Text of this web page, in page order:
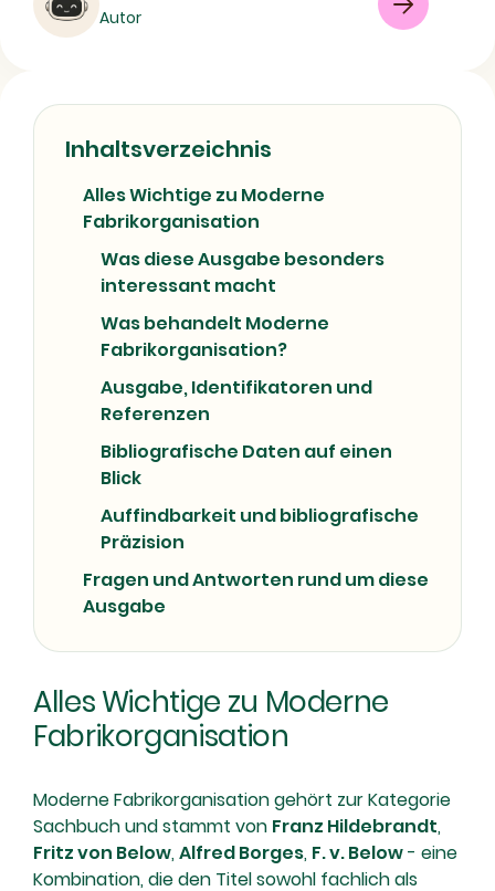
Buch
Sachbuch
Autor
Inhaltsverzeichnis
Alles Wichtige zu Moderne
Fabrikorganisation
Was diese Ausgabe besonders
interessant macht
Was behandelt Moderne
Fabrikorganisation?
Ausgabe, Identifikatoren und
Referenzen
Bibliografische Daten auf einen
Blick
Auffindbarkeit und bibliografische
Präzision
Fragen und Antworten rund um diese
Ausgabe
Alles Wichtige zu Moderne
Fabrikorganisation
Moderne Fabrikorganisation gehört zur Kategorie
Sachbuch und stammt von Franz Hildebrandt,
Fritz von Below,Alfred Borges, F. v. Below- eine
Kombination, die den Titel sowohl fachlich als